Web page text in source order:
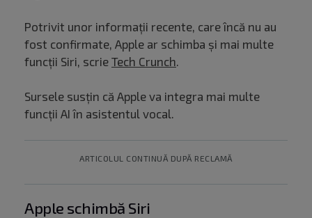
Potrivit unor informații recente, care încă nu au
fost confirmate, Apple ar schimba și mai multe
funcții Siri, scrie Tech Crunch.
Sursele susțin că Apple va integra mai multe
funcții AI în asistentul vocal.
ARTICOLUL CONTINUĂ DUPĂ RECLAMĂ
Apple schimbă Siri